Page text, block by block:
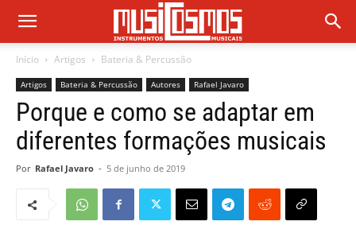
Início Artigos Bateria & Percussão
Artigos Bateria & Percussão Autores Rafael Javaro
Porque e como se adaptar em
diferentes formações musicais
Por Rafael Javaro - 5 de junho de 2019